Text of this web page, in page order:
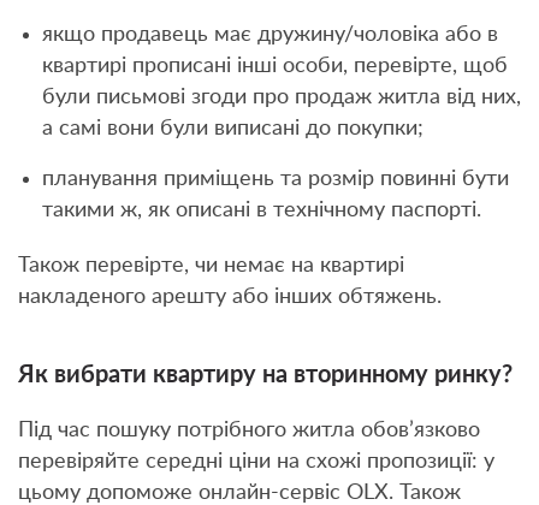
якщо продавець має дружину/чоловіка або в
квартирі прописані інші особи, перевірте, щоб
були письмові згоди про продаж житла від них,
а самі вони були виписані до покупки;
планування приміщень та розмір повинні бути
такими ж, як описані в технічному паспорті.
Також перевірте, чи немає на квартирі
накладеного арешту або інших обтяжень.
Як вибрати квартиру на вторинному ринку?
Під час пошуку потрібного житла обов’язково
перевіряйте середні ціни на схожі пропозиції: у
цьому допоможе онлайн-сервіс OLX. Також